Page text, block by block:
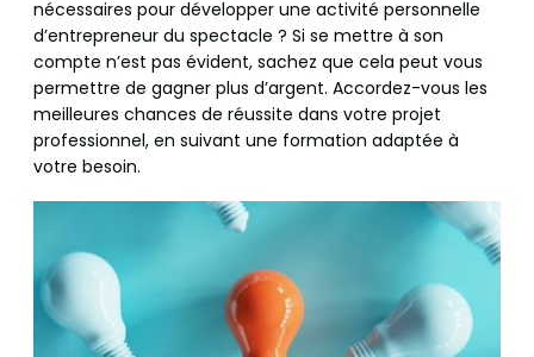
nécessaires pour développer une activité personnelle
d’entrepreneur du spectacle ? Si se mettre à son
compte n’est pas évident, sachez que cela peut vous
permettre de gagner plus d’argent. Accordez-vous les
meilleures chances de réussite dans votre projet
professionnel, en suivant une formation adaptée à
votre besoin.